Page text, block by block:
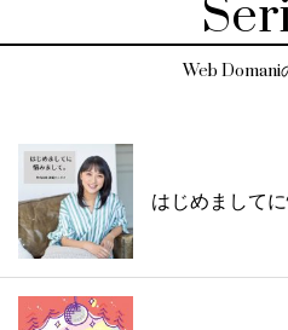
Web Domani
はじめましてに